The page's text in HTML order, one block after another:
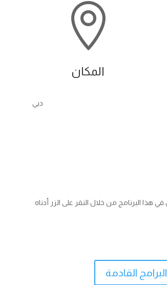

المكان
البرنامج من خلال النقر على الزر أدناه
القادمة